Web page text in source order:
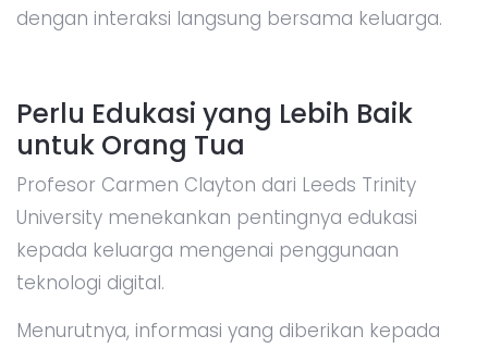
dengan interaksi langsung bersama keluarga.
Perlu Edukasi yang Lebih Baik
untuk Orang Tua
Profesor Carmen Clayton dari Leeds Trinity
University menekankan pentingnya edukasi
kepada keluarga mengenai penggunaan
teknologi digital.
Menurutnya, informasi yang diberikan kepada